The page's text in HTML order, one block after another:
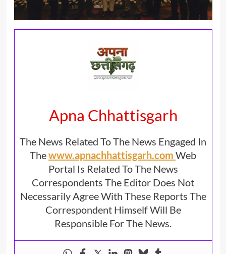
Apna Chhattisgarh
The News Related To The News Engaged In
Thewww.apnachhattisgarh.com Web
Portal Is Related To The News
Correspondents The Editor Does Not
Necessarily Agree With These Reports The
Correspondent Himself Will Be
Responsible For The News.